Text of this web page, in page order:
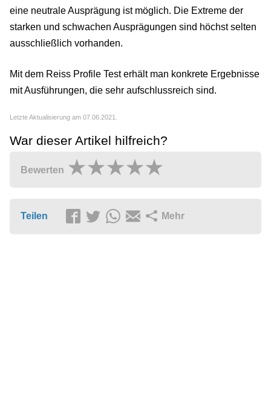
eine neutrale Ausprägung ist möglich. Die Extreme der
starken und schwachen Ausprägungen sind höchst selten
ausschließlich vorhanden.
Mit dem Reiss Profile Test erhält man konkrete Ergebnisse
mit Ausführungen, die sehr aufschlussreich sind.
Letzte Aktualisierung am 07.06.2021.
War dieser Artikel hilfreich?
Bewerten
Teilen Mehr